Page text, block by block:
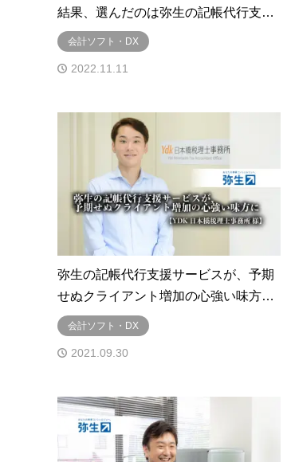
結果、選んだのは弥生の記帳代行支…
会計ソフト・DX
2022.11.11
弥生の記帳代行支援サービスが、予期
せぬクライアント増加の心強い味方…
会計ソフト・DX
2021.09.30